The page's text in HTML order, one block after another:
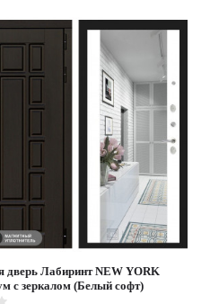
дверь Лабиринт NEW YORK
с зеркалом (Белый софт)